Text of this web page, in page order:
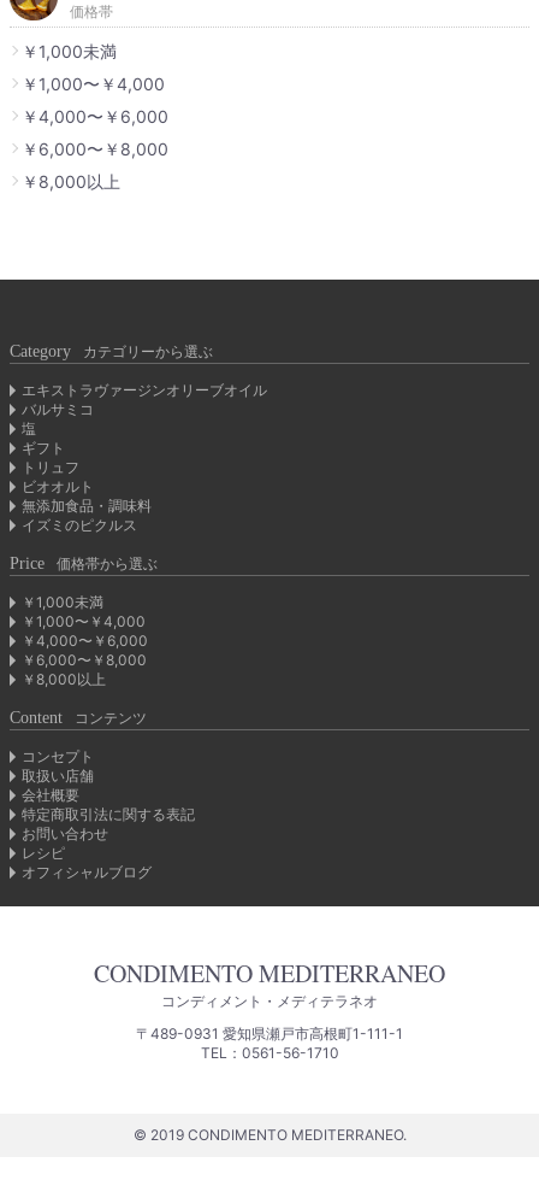
価格帯
￥1,000未満
￥1,000〜￥4,000
￥4,000〜￥6,000
￥6,000〜￥8,000
￥8,000以上
Category カテゴリーから選ぶ
エキストラヴァージンオリーブオイル
バルサミコ
塩
ギフト
トリュフ
ビオオルト
無添加食品・調味料
イズミのピクルス
Price 価格帯から選ぶ
￥1,000未満
￥1,000〜￥4,000
￥4,000〜￥6,000
￥6,000〜￥8,000
￥8,000以上
Content コンテンツ
コンセプト
取扱い店舗
会社概要
特定商取引法に関する表記
お問い合わせ
レシピ
オフィシャルブログ
CONDIMENTO MEDITERRANEO
コンディメント・メディテラネオ
〒489-0931 愛知県瀬戸市高根町1-111-1
TEL：0561-56-1710
© 2019 CONDIMENTO MEDITERRANEO.